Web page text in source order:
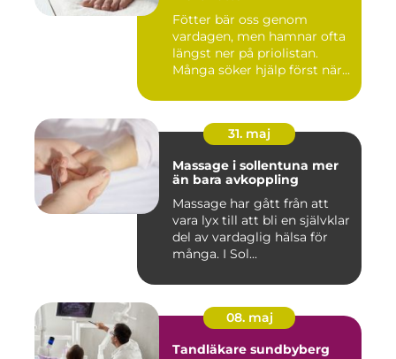
Fötter bär oss genom
vardagen, men hamnar ofta
längst ner på priolistan.
Många söker hjälp först när...
31. maj
Massage i sollentuna mer
än bara avkoppling
Massage har gått från att
vara lyx till att bli en självklar
del av vardaglig hälsa för
många. I Sol...
08. maj
Tandläkare sundbyberg